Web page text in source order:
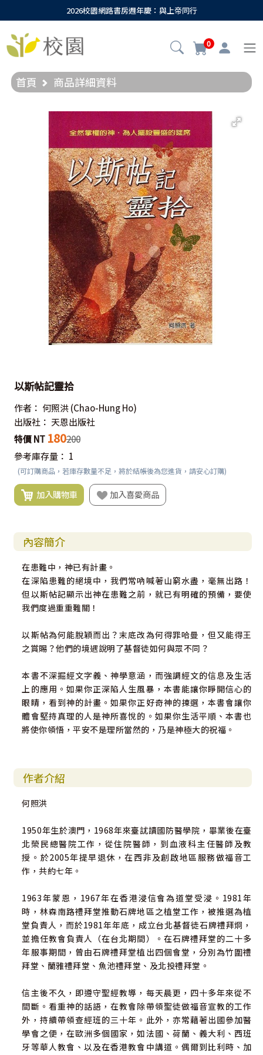
2026校園網路書房週年慶：與上帝同行
0
首頁 商品詳細資料
以斯帖記靈拾
作者： 何照洪 (Chao-Hung Ho)
出版社： 天恩出版社
特價 NT 180200
參考庫存量： 1
(可訂購商品，若庫存數量不足，將於結帳後為您進貨，請安心訂購)
加入購物車 加入喜愛商品
內容簡介
在患難中，神已有計畫。
在深陷患難的絕境中，我們常吶喊著山窮水盡，毫無出路！
但以斯帖記顯示出神在患難之前，就已有明確的預備，要使
我們度過重重難關！
以斯帖為何能脫穎而出？末底改為何得罪哈曼，但又能得王
之賞賜？他們的境遇說明了基督徒如何與眾不同？
本書不深掘經文字義、神學意涵，而強調經文的信息及生活
上的應用。如果你正深陷人生風暴，本書能讓你睜開信心的
眼睛，看到神的計畫。如果你正好奇神的揀選，本書會讓你
體會堅持真理的人是神所喜悅的。如果你生活平順、本書也
將使你領悟，平安不是理所當然的，乃是神極大的祝福。
作者介紹
何照洪
1950年生於澳門，1968年來臺訧讀國防醫學院，畢業後在臺
北榮民總醫院工作，從住院醫師，到血液科主任醫師及教
授。於2005年提早退休，在西非及創啟地區服務做福音工
作，共約七年。
1963年蒙恩，1967年在香港浸信會為道堂受浸。1981年
時，林森南路禮拜堂推動石牌地區之植堂工作，被推選為植
堂負責人，而於1981年年底，成立台北基督徒石牌禮拜炯，
並擔任教會負責人（在台北期間）。在石牌禮拜堂的二十多
年服事期間，曾由石牌禮拜堂植出四個會堂，分別為竹圍禮
拜堂、蘭雅禮拜堂、魚池禮拜堂、及北投禮拜堂。
信主後不久，即遵守聖經教導，每天晨更，四十多年來從不
間斷。看重神的話語，在教會除帶領聖徒做福音宣教的工作
外，持續帶領查經班的三十年。此外，亦常藉著出國參加醫
學會之便，在歐洲多個國家，如法國、荷蘭、義大利、西班
牙等華人教會、以及在香港教會中講道。偶爾到比利時、加